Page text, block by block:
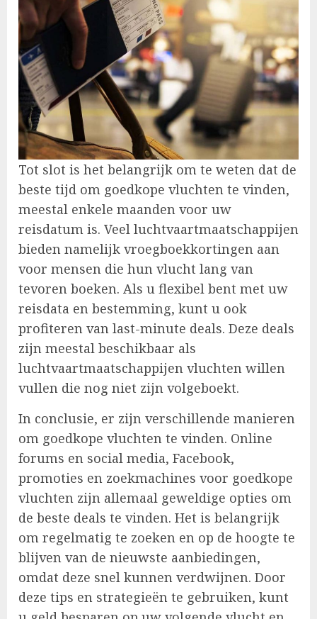
Tot slot is het belangrijk om te weten dat de
beste tijd om goedkope vluchten te vinden,
meestal enkele maanden voor uw
reisdatum is. Veel luchtvaartmaatschappijen
bieden namelijk vroegboekkortingen aan
voor mensen die hun vlucht lang van
tevoren boeken. Als u flexibel bent met uw
reisdata en bestemming, kunt u ook
profiteren van last-minute deals. Deze deals
zijn meestal beschikbaar als
luchtvaartmaatschappijen vluchten willen
vullen die nog niet zijn volgeboekt.
In conclusie, er zijn verschillende manieren
om goedkope vluchten te vinden. Online
forums en social media, Facebook,
promoties en zoekmachines voor goedkope
vluchten zijn allemaal geweldige opties om
de beste deals te vinden. Het is belangrijk
om regelmatig te zoeken en op de hoogte te
blijven van de nieuwste aanbiedingen,
omdat deze snel kunnen verdwijnen. Door
deze tips en strategieën te gebruiken, kunt